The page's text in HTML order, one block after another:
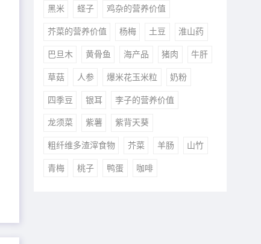
黑米 蛏子 鸡杂的营养价值
芥菜的营养价值 杨梅 土豆 淮山药
巴旦木 黄骨鱼 海产品 猪肉 牛肝
草菇 人参 爆米花玉米粒 奶粉
四季豆 银耳 李子的营养价值
龙须菜 紫薯 紫背天葵
粗纤维多渣滓食物 芥菜 羊肠 山竹
青梅 桃子 鸭蛋 咖啡